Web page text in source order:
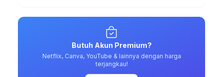
Butuh Akun Premium?
Netflix, Canva, YouTube & lainnya dengan harga
terjangkau!